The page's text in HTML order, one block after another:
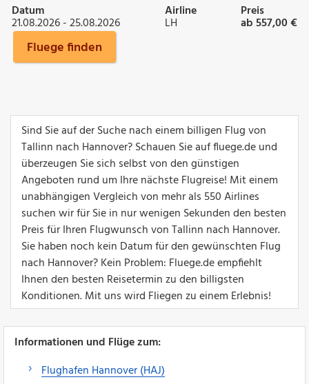
Datum
21.08.2026 - 25.08.2026
Airline
LH
Preis
ab 557,00 €
Fluege finden
Sind Sie auf der Suche nach einem billigen Flug von
Tallinn nach Hannover? Schauen Sie auf fluege.de und
überzeugen Sie sich selbst von den günstigen
Angeboten rund um Ihre nächste Flugreise! Mit einem
unabhängigen Vergleich von mehr als 550 Airlines
suchen wir für Sie in nur wenigen Sekunden den besten
Preis für Ihren Flugwunsch von Tallinn nach Hannover.
Sie haben noch kein Datum für den gewünschten Flug
nach Hannover? Kein Problem: Fluege.de empfiehlt
Ihnen den besten Reisetermin zu den billigsten
Konditionen. Mit uns wird Fliegen zu einem Erlebnis!
Informationen und Flüge zum:
Flughafen Hannover (HAJ)